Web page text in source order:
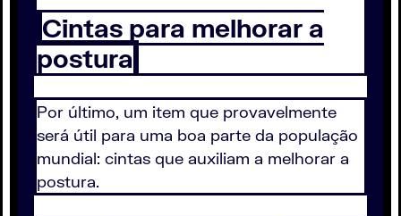
Cintas para melhorar a
postura
Por último, um item que provavelmente
será útil para uma boa parte da população
mundial: cintas que auxiliam a melhorar a
postura.